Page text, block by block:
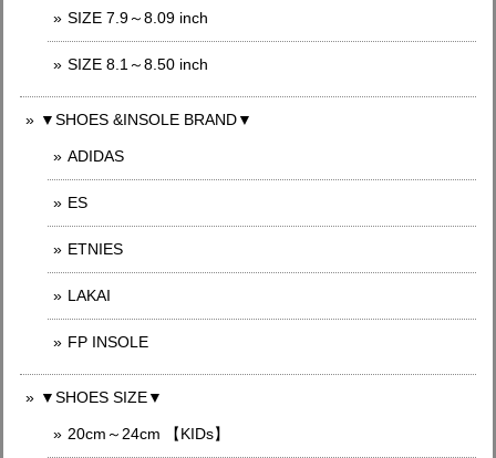
SIZE 7.9～8.09 inch
SIZE 8.1～8.50 inch
▼SHOES &INSOLE BRAND▼
ADIDAS
ES
ETNIES
LAKAI
FP INSOLE
▼SHOES SIZE▼
20cm～24cm 【KIDs】